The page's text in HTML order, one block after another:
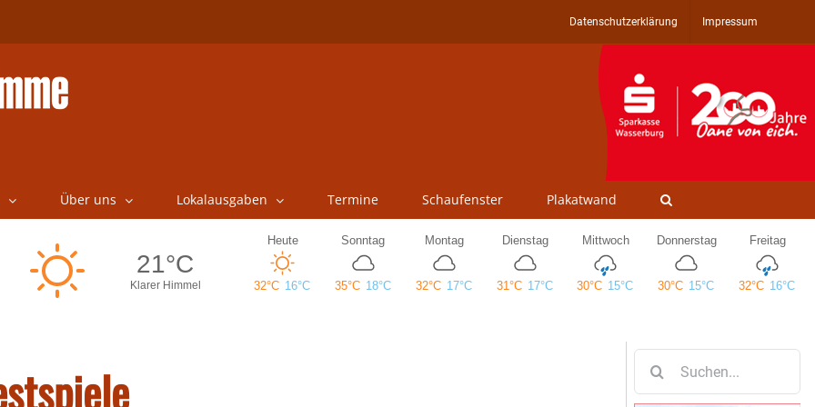
Datenschutzerklärung Impressum
Über uns Lokalausgaben Termine Schaufenster Plakatwand
nach: